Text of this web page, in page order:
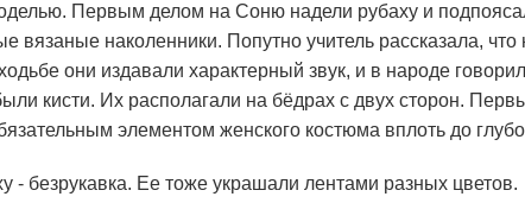
Первым делом на Соню надели рубаху и
вязаные наколенники. Попутно учитель рассказала,
они издавали характерный звук, и в народе
кисти. Их располагали на бёдрах с двух сторон.
элементом женского костюма вплоть до
- безрукавка. Ее тоже украшали лентами разных цветов.